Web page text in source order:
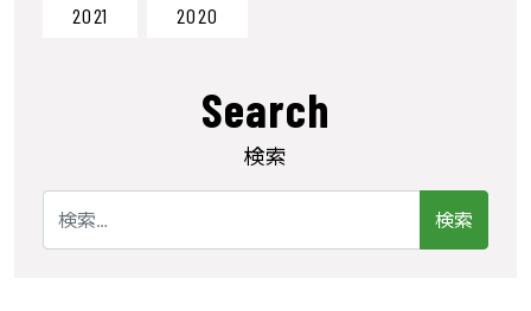
2021 2020
Search
検索
検索: